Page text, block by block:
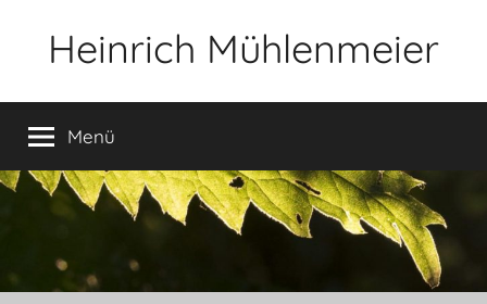
Heinrich Mühlenmeier
Glauben,
Umwelt,
Fotografie,
Menü